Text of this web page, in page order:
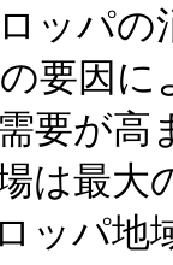
ッパ
要因に
要が
は最
ッパ地